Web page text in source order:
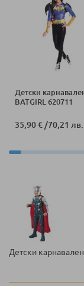
Детски
BATGIRL 620711
35,90 € /70,21 лв.
Детски